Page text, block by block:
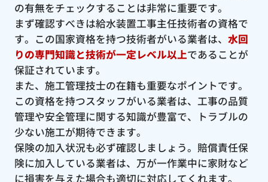
の有無をチェックすることは非常に重要です。
まず確認すべきは給水装置工事主任技術者の資格で
す。この国家資格を持つ技術者がいる業者は、 水回
りの専門知識と技術が一定レベル以上であることが
保証されています。
また、施工管理技士の在籍も重要なポイントです。
この資格を持つスタッフがいる業者は、工事の品質
管理や安全管理に関する知識が豊富で、トラブルの
少ない施工が期待できます。
保険の加入状況も必ず確認しましょう。賠償責任保
険に加入している業者は、万が一作業中に家財など
に損害を与えた場合も適切に対応してくれます。